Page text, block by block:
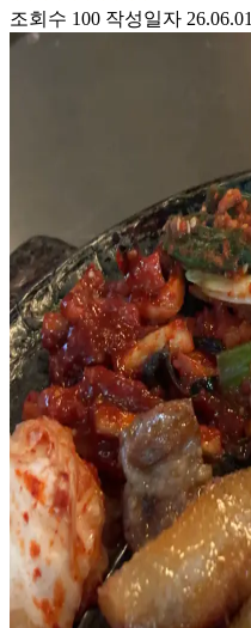
조회수 100 작성일자 26.06.01